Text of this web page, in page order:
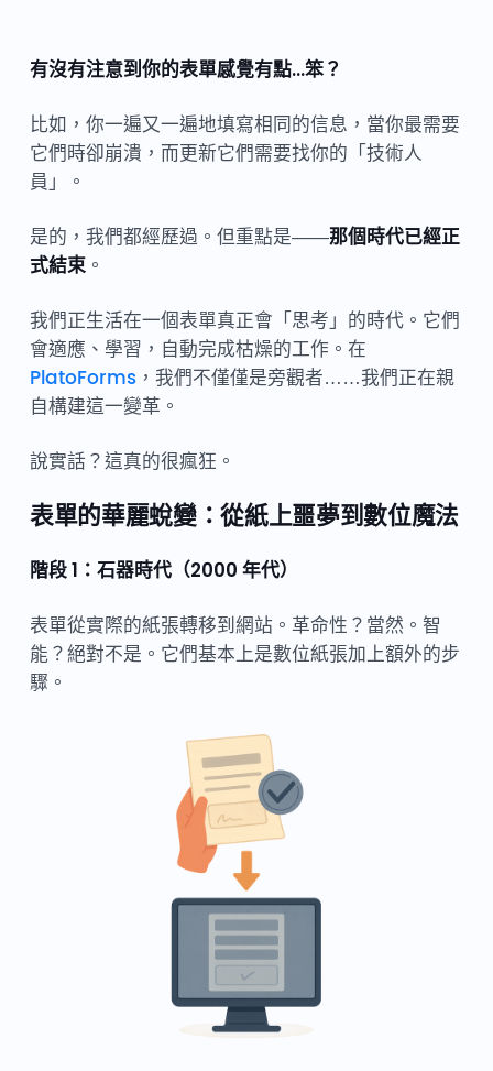
有沒有注意到你的表單感覺有點…笨？
比如，你一遍又一遍地填寫相同的信息，當你最需要
它們時卻崩潰，而更新它們需要找你的「技術人
員」。
是的，我們都經歷過。但重點是——那個時代已經正
式結束。
我們正生活在一個表單真正會「思考」的時代。它們
會適應、學習，自動完成枯燥的工作。在
PlatoForms，我們不僅僅是旁觀者……我們正在親
自構建這一變革。
說實話？這真的很瘋狂。
表單的華麗蛻變：從紙上噩夢到數位魔法
階段 1：石器時代（2000 年代）
表單從實際的紙張轉移到網站。革命性？當然。智
能？絕對不是。它們基本上是數位紙張加上額外的步
驟。